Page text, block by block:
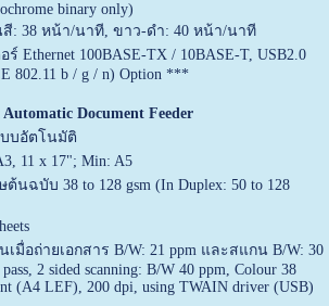
binary only)
สี: 38 หน้า/นาที, ขาว-ดำ: 40 หน้า/นาที
Ethernet 100BASE-TX / 10BASE-T, USB2.0
802.11 b / g / n) Option ***
Document Feeder
บอัตโนมัติ
11 x 17"; Min: A5
นฉบับ 38 to 128 gsm (In Duplex: 50 to 128
มื่อถ่ายเอกสาร B/W: 21 ppm และสแกน B/W: 30
2 sided scanning: B/W 40 ppm, Colour 38
(A4 LEF), 200 dpi, using TWAIN driver (USB)